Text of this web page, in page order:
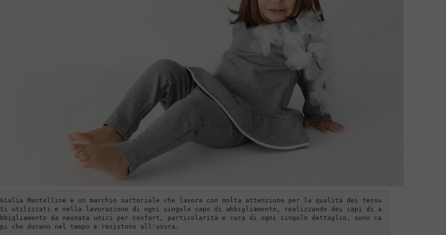
Giulia Mantelline è un marchio sartoriale che lavora con molta attenzione per la qualità dei tessu
ti utilizzati e nella lavorazione di ogni singolo capo di abbigliamento, realizzando dei capi di a
bbigliamento da neonata unici per confort, particolarità e cura di ogni singolo dettaglio, sono ca
pi che durano nel tempo e resistono all'usura.